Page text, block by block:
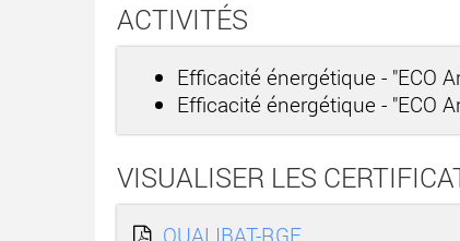
ACTIVITÉS
Efficacité énergétique - "ECO
Efficacité énergétique - "ECO
VISUALISER LES
QUALIBAT-RGE